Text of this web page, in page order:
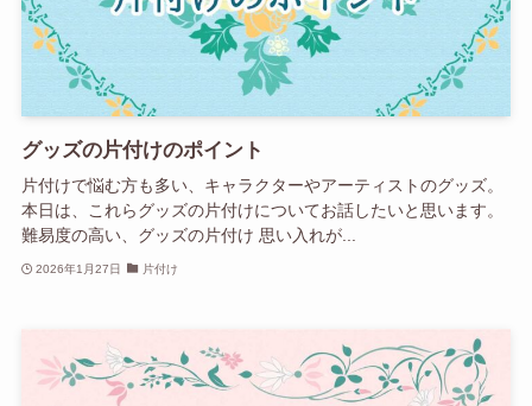
グッズの片付けのポイント
片付けで悩む方も多い、キャラクターやアーティストのグッズ。
本日は、これらグッズの片付けについてお話したいと思います。
難易度の高い、グッズの片付け 思い入れが...
2026年1月27日 片付け